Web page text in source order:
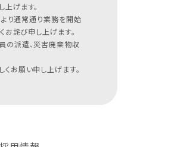
げます。
り通常通り業務を開始
詫び申し上げます。
の派遣、災害廃棄物収
お願い申し上げます。